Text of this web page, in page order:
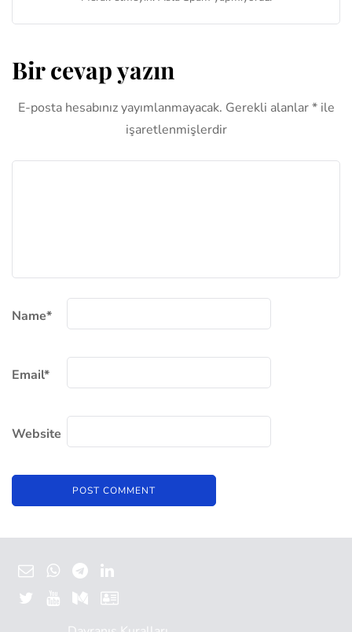
Bir cevap yazın
E-posta hesabınız yayımlanmayacak. Gerekli alanlar*ile
işaretlenmişlerdir
Name*
Email*
Website